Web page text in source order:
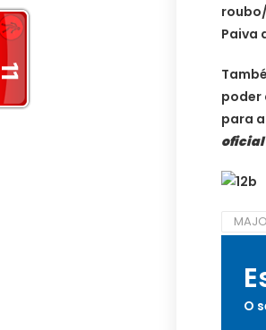
Paiva
poder
para
oficial
O